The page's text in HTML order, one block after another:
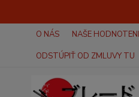
O NÁS NAŠE
ODSTÚPIŤ OD ZMLUVY TU